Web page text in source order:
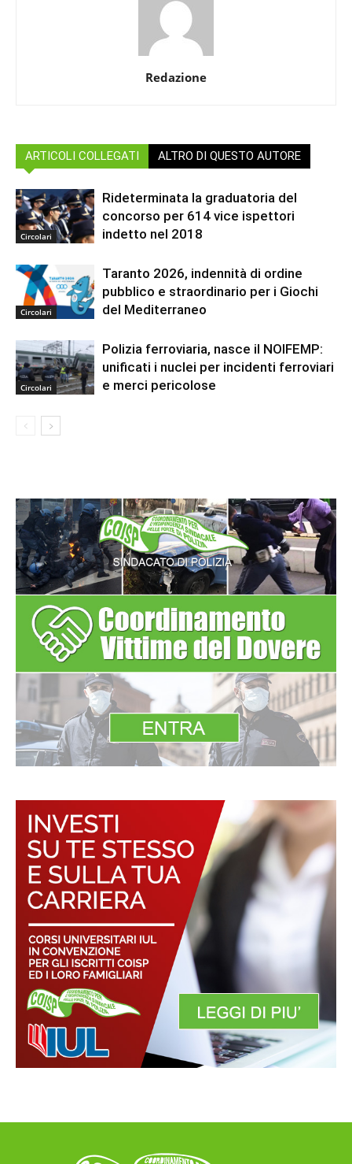
Redazione
ARTICOLI COLLEGATI ALTRO DI QUESTO AUTORE
Circolari
Rideterminata la graduatoria del
concorso per 614 vice ispettori
indetto nel 2018
Circolari
Taranto 2026, indennità di ordine
pubblico e straordinario per i Giochi
del Mediterraneo
Circolari
Polizia ferroviaria, nasce il NOIFEMP:
unificati i nuclei per incidenti ferroviari
e merci pericolose